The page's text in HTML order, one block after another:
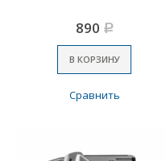
890 Р
В КОРЗИНУ
Сравнить